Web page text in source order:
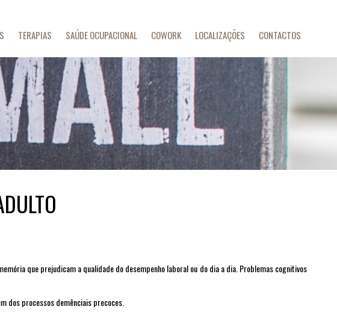
TERAPIAS SAÚDE OCUPACIONAL COWORK LOCALIZAÇÕES CONTACTOS
que prejudicam a qualidade do desempenho laboral ou do dia a dia. Problemas cognitivos
dos processos demênciais precoces.